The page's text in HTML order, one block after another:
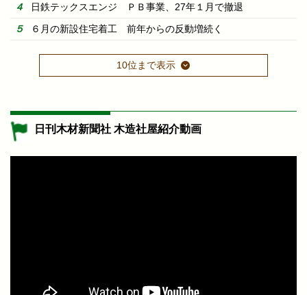
日鉄テックスエンジ ＰＢ事業、27年１月で撤退
６月の新設住宅着工 前年からの反動増続く
10位まで表示
日刊木材新聞社 木造社屋紹介動画